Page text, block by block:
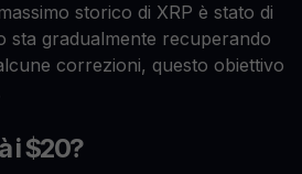
storico di XRP è stato di
sta gradualmente recuperando
correzioni, questo obiettivo
i $20?